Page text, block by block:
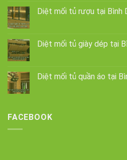
Diệt mối tủ rượu tại Bình
Diệt mối tủ giày dép tại
Diệt mối tủ quần áo tại
FACEBOOK